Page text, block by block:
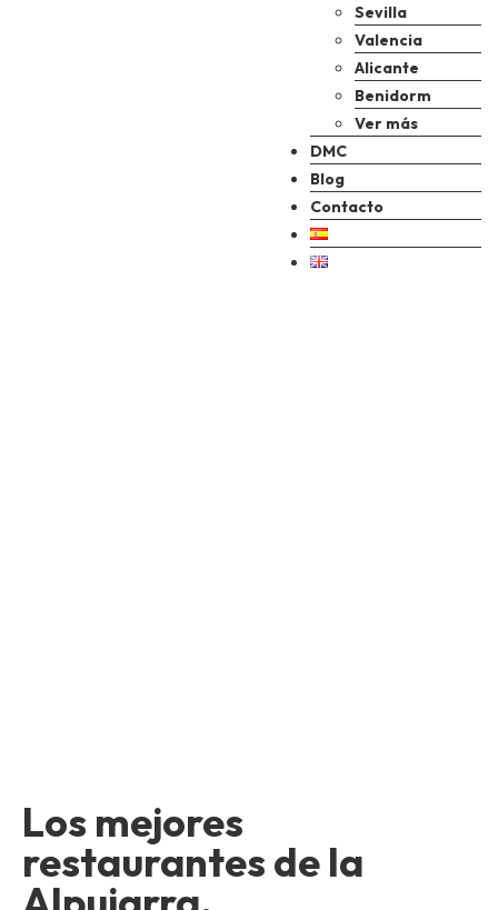
Sevilla
Valencia
Alicante
Benidorm
Ver más
DMC
Blog
Contacto
Los mejores
restaurantes de la